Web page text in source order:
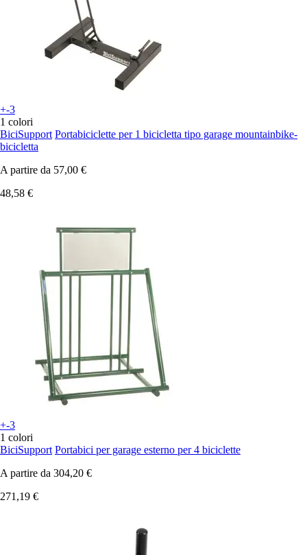
+-3
1 colori
BiciSupport Portabiciclette per 1 bicicletta tipo garage mountainbike-
bicicletta
A partire da 57,00 €
48,58 €
+-3
1 colori
BiciSupport Portabici per garage esterno per 4 biciclette
A partire da 304,20 €
271,19 €